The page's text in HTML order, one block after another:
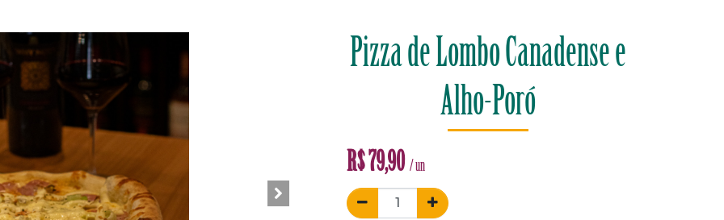
Pizza de Lombo Canadense e
Alho-Poró
R$79,90 / un